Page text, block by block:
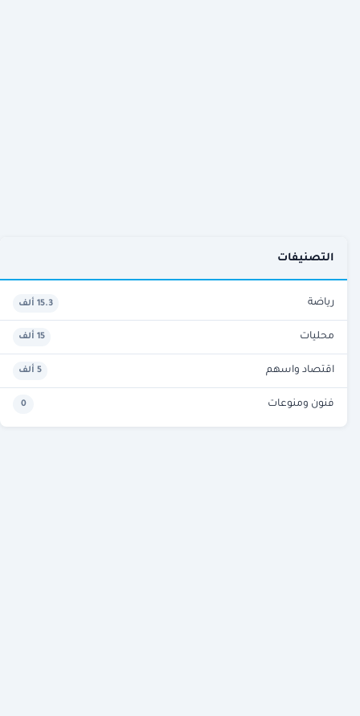
التصنيفات
رياضة 15.3 ألف
محليات 15 ألف
اقتصاد واسهم 5 ألف
فنون ومنوعات 0